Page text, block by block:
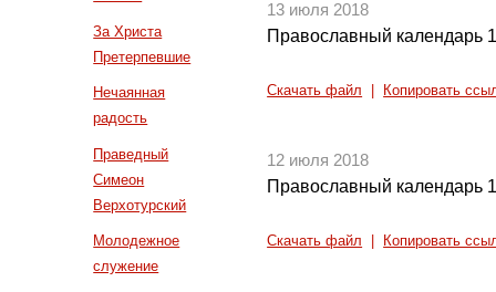
За Христа
Претерпевшие
Нечаянная
радость
Праведный
Симеон
Верхотурский
Молодежное
служение
13 июля 2018
Православный календарь
Скачать файл Копировать
12 июля 2018
Православный календарь
Скачать файл Копировать